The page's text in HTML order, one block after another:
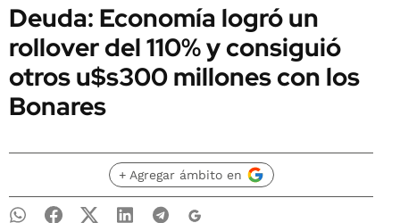
Deuda: Economía logró un
rollover del 110% y consiguió
otros u$s300 millones con los
Bonares
+ Agregar ámbito en